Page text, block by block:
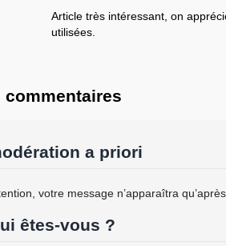
Article très intéressant, on
utilisées.
commentaires
a priori
votre message n’apparaîtra
êtes-vous ?